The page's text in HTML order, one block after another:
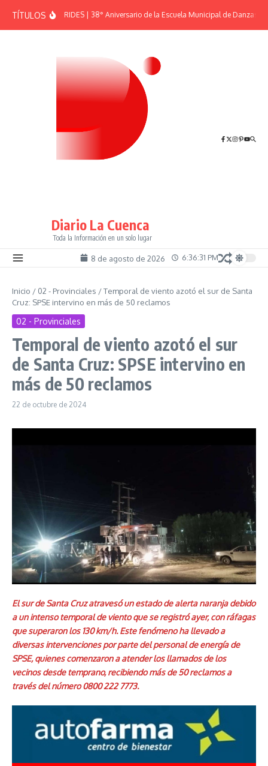
TÍTULOSEFEMÉRIDES | 38° Aniversario de la Escuela Municipal de Danzas “El
Diario La Cuenca
Toda la Información en un solo lugar
8 de agosto de 2026 6:36:32 PM
Inicio / 02 - Provinciales /Temporal de viento azotó el sur de Santa
Cruz: SPSE intervino en más de 50 reclamos
02 - Provinciales
Temporal de viento azotó el sur
de Santa Cruz: SPSE intervino en
más de 50 reclamos
22 de octubre de 2024
El sur de Santa Cruz atravesó un estado de alerta naranja debido
a un intenso temporal de viento que se registró ayer, con ráfagas
que superaron los 130 km/h. Este fenómeno ha llevado a
diversas intervenciones por parte del personal de energía de
SPSE, quienes comenzaron a atender los llamados de los
vecinos desde temprano, recibiendo más de 50 reclamos a
través del número 0800 222 7773.